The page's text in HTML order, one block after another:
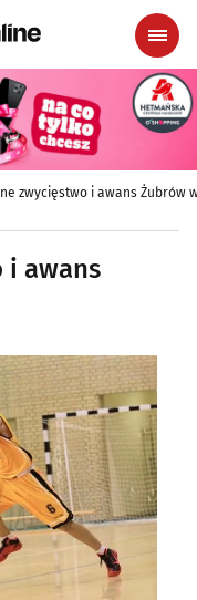
zwycięstwo i awans Żubrów
i awans